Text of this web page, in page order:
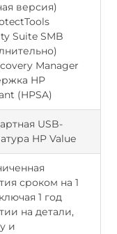
версия)
Suite SMB
Manager
HP
(HPSA)
USB-
HP Value
сроком на 1
1 год
на детали,
и